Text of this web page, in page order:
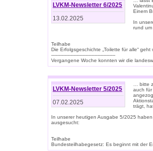
LVKM-Newsletter 6/2025
13.02.2025
Einem
In
rund
Teilhabe
Die Erfolgsgeschichte „Toilette für alle“
-------------------------------------------
Vergangene Woche konnten wir die
LVKM-Newsletter 5/2025
07.02.2025
… bitte
auch für
trägt,
In unserer heutigen Ausgabe 5/2025
ausgesucht:
Teilhabe
Bundesteilhabegesetz: Es beginnt mit der